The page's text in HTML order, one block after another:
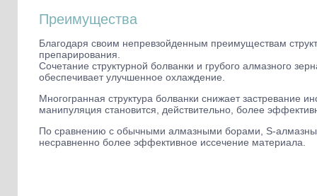
Преимущества
Благодаря своим непревзойденным преимуществам
препарирования.
Сочетание структурной болванки и грубого алмазного
обеспечивает улучшенное охлаждение.
Многогранная структура болванки снижает застревание
манипуляция становится, действительно, более
По сравнению с обычными алмазными борами, S-
несравненно более эффективное иссечение материала.